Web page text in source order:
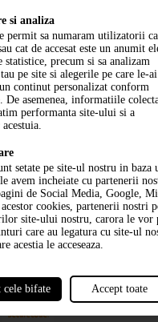
NEWSLETTER
ABONARE
si analiza
permit sa numaram utilizatorii
cat de accesat este un anumit
statistice, precum si sa analizam
pe site si alegerile pe care le-
continut personalizat conform
De asemenea, informatiile
performanta site-ului si a
setate pe site-ul nostru in baza
avem incheiate cu partenerii
de Social Media, Google,
cookies, partenerii nostri
site-ului nostru, carora le vor
care au legatura cu site-ul
acestia le acceseaza.
cele bifate Accept toate